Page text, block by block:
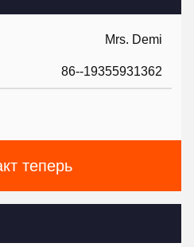
Mrs. Demi
86--19355931362
теперь